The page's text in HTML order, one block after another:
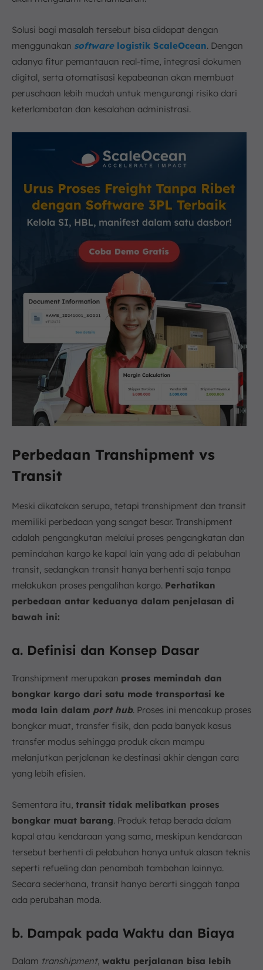
Solusi bagi masalah tersebut bisa didapat dengan
menggunakan softwarelogistik ScaleOcean. Dengan
adanya fitur pemantauan real-time, integrasi dokumen
digital, serta otomatisasi kepabeanan akan membuat
perusahaan lebih mudah untuk mengurangi risiko dari
keterlambatan dan kesalahan administrasi.
Perbedaan Transhipment vs
Transit
Meski dikatakan serupa, tetapi transhipment dan transit
memiliki perbedaan yang sangat besar. Transhipment
adalah pengangkutan melalui proses pengangkatan dan
pemindahan kargo ke kapal lain yang ada di pelabuhan
transit, sedangkan transit hanya berhenti saja tanpa
melakukan proses pengalihan kargo. Perhatikan
perbedaan antar keduanya dalam penjelasan di
bawah ini:
a. Definisi dan Konsep Dasar
Transhipment merupakan proses memindah dan
bongkar kargo dari satu mode transportasi ke
moda lain dalam port hub. Proses ini mencakup proses
bongkar muat, transfer fisik, dan pada banyak kasus
transfer modus sehingga produk akan mampu
melanjutkan perjalanan ke destinasi akhir dengan cara
yang lebih efisien.
Sementara itu, transit tidak melibatkan proses
bongkar muat barang. Produk tetap berada dalam
kapal atau kendaraan yang sama, meskipun kendaraan
tersebut berhenti di pelabuhan hanya untuk alasan teknis
seperti refueling dan penambah tambahan lainnya.
Secara sederhana, transit hanya berarti singgah tanpa
ada perubahan moda.
b. Dampak pada Waktu dan Biaya
Dalam transhipment, waktu perjalanan bisa lebih